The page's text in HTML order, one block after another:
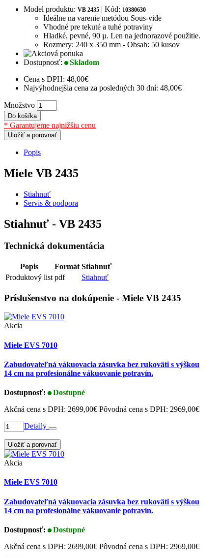
Model produktu: VB 2435 | Kód: 10380630
Ideálne na varenie metódou Sous-vide
Vhodné pre tekuté a tuhé potraviny
Hladké, pevné, 90 µ. Len na jednorazové použitie.
Rozmery: 240 x 350 mm - Obsah: 50 kusov
Dostupnosť:
Skladom
Cena s DPH: 48,00€
Najvýhodnejšia cena za posledných 30 dní: 48,00€
Množstvo
Do košíka
* Garantujeme najnižšiu cenu
Uložiť a porovnať
Popis
Miele VB 2435
Stiahnuť
Servis & podpora
Stiahnuť - VB 2435
Technická dokumentácia
Popis Formát Stiahnuť
Produktový list pdf Stiahnuť
Príslušenstvo na dokúpenie - Miele VB 2435
Akcia
Miele EVS 7010
Zabudovateľná vákuovacia zásuvka bez rukoväti s výškou
14 cm na profesionálne vákuovanie potravín.
Dostupnosť:
Dostupné
Akčná cena s DPH: 2699,00€ Pôvodná cena s DPH: 2969,00€
Detaily
Uložiť a porovnať
Akcia
Miele EVS 7010
Zabudovateľná vákuovacia zásuvka bez rukoväti s výškou
14 cm na profesionálne vákuovanie potravín.
Dostupnosť:
Dostupné
Akčná cena s DPH: 2699,00€ Pôvodná cena s DPH: 2969,00€